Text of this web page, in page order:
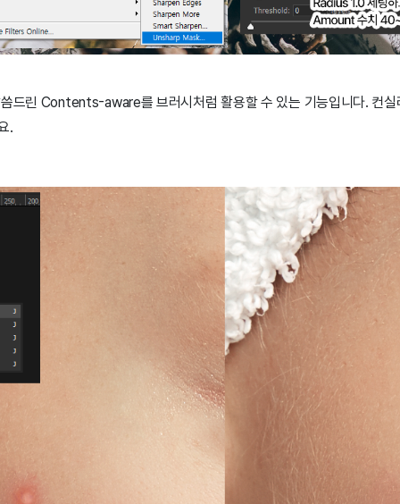
드린 Contents-aware를 브러시처럼 활용할 수 있는 기능입니다. 컨실
.